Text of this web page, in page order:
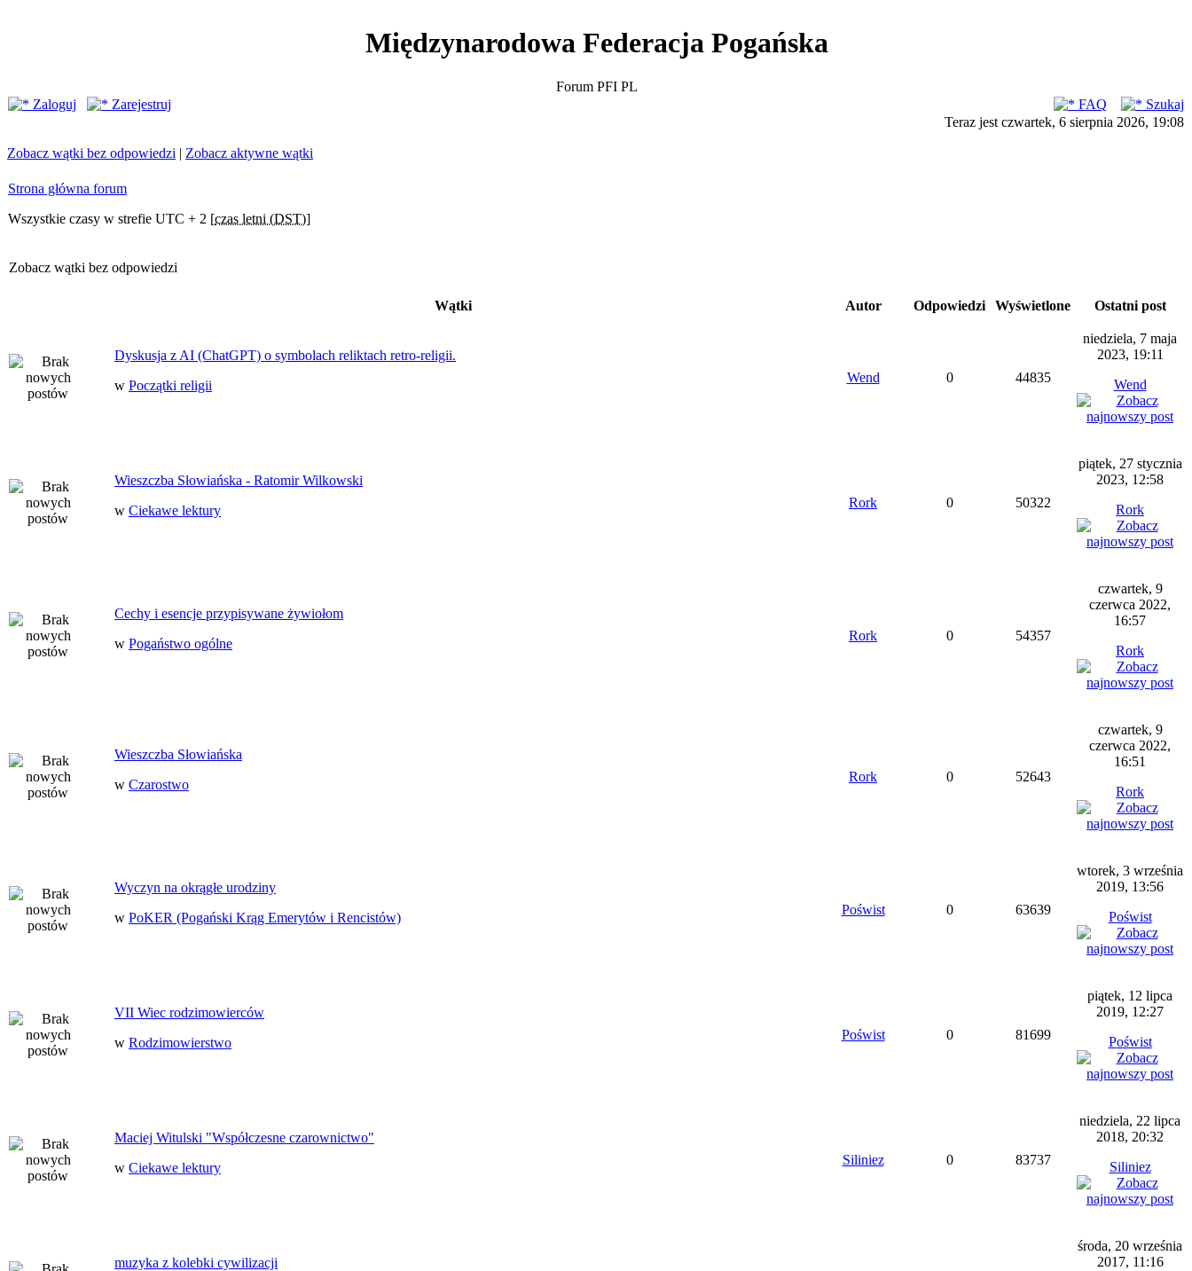
Międzynarodowa Federacja Pogańska
Forum PFI PL
Zaloguj
Zarejestruj FAQ
Szukaj
Teraz jest czwartek, 6 sierpnia 2026, 19:08
Zobacz wątki bez odpowiedzi | Zobacz aktywne wątki
Strona główna forum
Wszystkie czasy w strefie UTC + 2 [czas letni (DST)]
Zobacz wątki bez odpowiedzi
Wątki Autor Odpowiedzi Wyświetlone Ostatni post
Dyskusja z AI (ChatGPT) o symbolach reliktach retro-religii.
w Początki religii
Wend 0 44835
niedziela, 7 maja
2023, 19:11
Wend
Wieszczba Słowiańska - Ratomir Wilkowski
w Ciekawe lektury
Rork 0 50322
piątek, 27 stycznia
2023, 12:58
Rork
Cechy i esencje przypisywane żywiołom
w Pogaństwo ogólne
Rork 0 54357
czwartek, 9
czerwca 2022,
16:57
Rork
Wieszczba Słowiańska
w Czarostwo
Rork 0 52643
czwartek, 9
czerwca 2022,
16:51
Rork
Wyczyn na okrągłe urodziny
w PoKER (Pogański Krąg Emerytów i Rencistów)
Poświst 0 63639
wtorek, 3 września
2019, 13:56
Poświst
VII Wiec rodzimowierców
w Rodzimowierstwo
Poświst 0 81699
piątek, 12 lipca
2019, 12:27
Poświst
Maciej Witulski "Współczesne czarownictwo"
w Ciekawe lektury
Siliniez 0 83737
niedziela, 22 lipca
2018, 20:32
Siliniez
muzyka z kolebki cywilizacji
środa, 20 września
2017, 11:16